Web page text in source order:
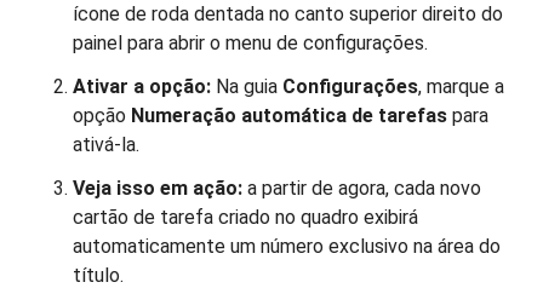
ícone de roda dentada no canto superior direito do
painel para abrir o menu de configurações.
Ativar a opção: Na guia Configurações, marque a
opção Numeração automática de tarefas para
ativá-la.
Veja isso em ação: a partir de agora, cada novo
cartão de tarefa criado no quadro exibirá
automaticamente um número exclusivo na área do
título.